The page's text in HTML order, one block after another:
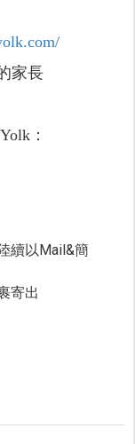
家長
：
續以Mail&簡
寄出